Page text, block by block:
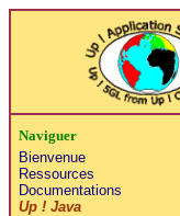
Naviguer
Bienvenue
Ressources
Documentations
Up ! Java